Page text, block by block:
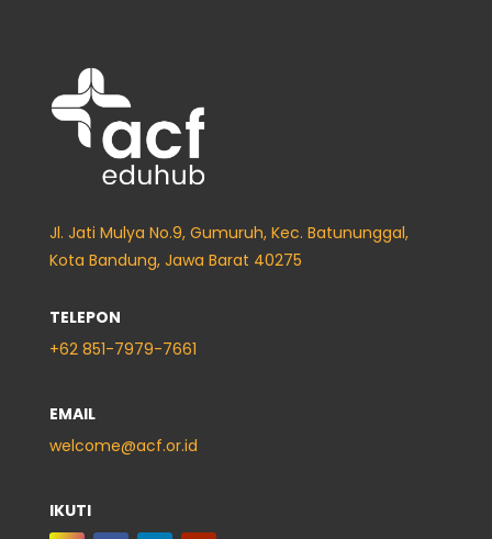
Jl. Jati Mulya No.9, Gumuruh, Kec. Batununggal,
Kota Bandung, Jawa Barat 40275
TELEPON
+62 851-7979-7661
EMAIL
welcome@acf.or.id
IKUTI